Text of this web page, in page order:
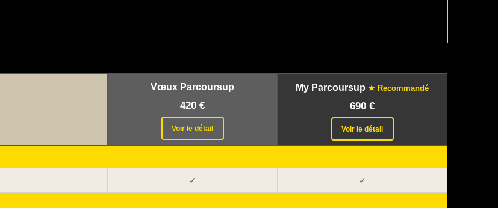
Vœux Parcoursup
420 €
Voir le détail
My Parcoursup ★ Recommandé
690 €
Voir le détail
✓ ✓